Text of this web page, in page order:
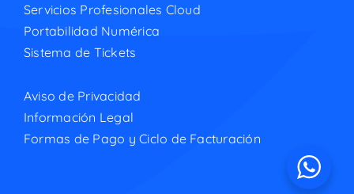
Servicios Profesionales Cloud
Portabilidad Numérica
Sistema de Tickets
Aviso de Privacidad
Información Legal
Formas de Pago y Ciclo de Facturación